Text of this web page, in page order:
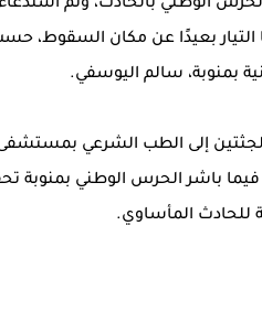
الحرس الوطني بالحادث، وتم
التيار بعيدًا عن مكان السقوط،
بمنوبة، سالم اليوسفي.
الجثتين إلى الطب الشرعي
فيما باشر الحرس الوطني بمنوبة
للحادث المأساوي.